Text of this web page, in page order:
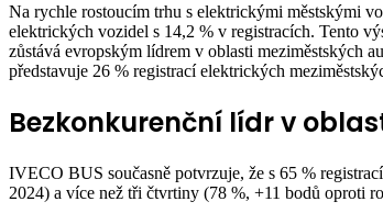
Na rychle rostoucím trhu s elektrickými městskými
elektrických vozidel s 14,2 % v registracích. Tento
zůstává evropským lídrem v oblasti meziměstských
představuje 26 % registrací elektrických
Bezkonkurenční lídr v
IVECO BUS současně potvrzuje, že s 65 %
2024) a více než tři čtvrtiny (78 %, +11 bodů oproti